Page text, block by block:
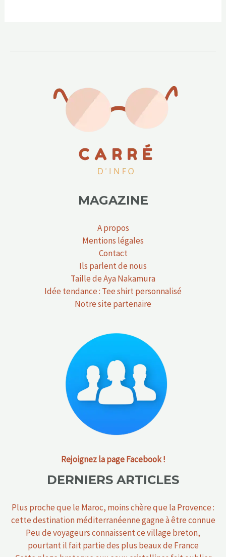
MAGAZINE
A propos
Contact
Ils parlent de nous
Taille de Aya Nakamura
Idée tendance : Tee shirt personnalisé
Notre site partenaire
Rejoignez la page Facebook !
DERNIERS ARTICLES
Plus proche que le Maroc, moins chère que la Provence :
Peu de voyageurs connaissent ce village breton,
pourtant il fait partie des plus beaux de France
Cette plage bretonne aux eaux cristallines fait oublier
les Caraïbes